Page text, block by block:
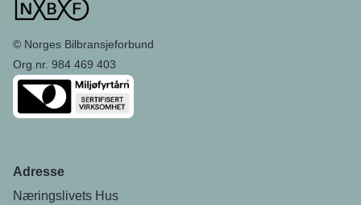
© Norges Bilbransjeforbund
Org.nr. 984 469 403
Adresse
Næringslivets Hus